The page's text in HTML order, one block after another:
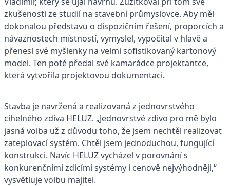
zkušenosti ze studií na stavební průmyslovce. Aby měl
dokonalou představu o dispozičním řešení, proporcích a
návaznostech místností, vymyslel, vypočítal v hlavě a
přenesl své myšlenky na velmi sofistikovaný kartonový
model. Ten poté předal své kamarádce projektantce,
která vytvořila projektovou dokumentaci.
Stavba je navržená a realizovaná z jednovrstvého
cihelného zdiva HELUZ. „Jednovrstvé zdivo pro mě bylo
jasná volba už z důvodu toho, že jsem nechtěl realizovat
zateplovací systém. Chtěl jsem jednoduchou, fungující
konstrukci. Navíc HELUZ vycházel v porovnání s
konkurenčními zdicími systémy i cenově nejvýhodněji,“
vysvětluje volbu majitel.